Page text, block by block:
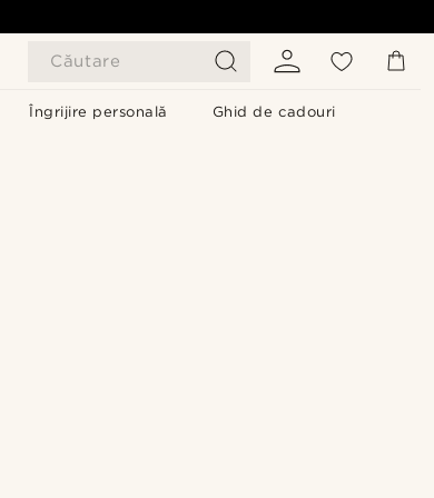
Căutare
Îngrijire personală Ghid de cadouri